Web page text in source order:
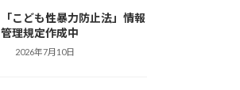
「こども性暴力防止法」情報
管理規定作成中
2026年7月10日